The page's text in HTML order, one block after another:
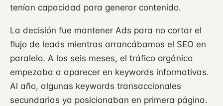
tenían capacidad para generar contenido.
La decisión fue mantener Ads para no cortar el
flujo de leads mientras arrancábamos el SEO en
paralelo. A los seis meses, el tráfico orgánico
empezaba a aparecer en keywords informativas.
Al año, algunas keywords transaccionales
secundarias ya posicionaban en primera página.